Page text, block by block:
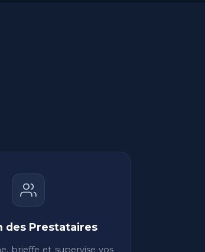
des Prestataires
brieffe et supervise vos